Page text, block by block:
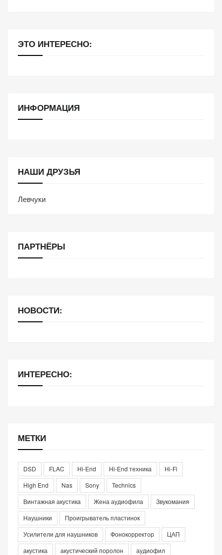
ЭТО ИНТЕРЕСНО:
ИНФОРМАЦИЯ
НАШИ ДРУЗЬЯ
Левчуки
ПАРТНЁРЫ
НОВОСТИ:
ИНТЕРЕСНО:
МЕТКИ
DSD FLAC Hi-End Hi-End техника
Hi-Fi
High End
Nas Sony
Technics
Винтажная акустика
Жена аудиофила
Звукомания
Наушники
Проигрыватель пластинок
Усилители для наушников
Фонокорректор
ЦАП
акустика
акустический поролон
аудиофил